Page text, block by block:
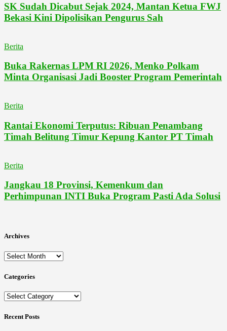
SK Sudah Dicabut Sejak 2024, Mantan Ketua FWJ
Bekasi Kini Dipolisikan Pengurus Sah
Berita
Buka Rakernas LPM RI 2026, Menko Polkam
Minta Organisasi Jadi Booster Program Pemerintah
Berita
Rantai Ekonomi Terputus: Ribuan Penambang
Timah Belitung Timur Kepung Kantor PT Timah
Berita
Jangkau 18 Provinsi, Kemenkum dan
Perhimpunan INTI Buka Program Pasti Ada Solusi
Archives
Archives
Categories
Categories
Recent Posts